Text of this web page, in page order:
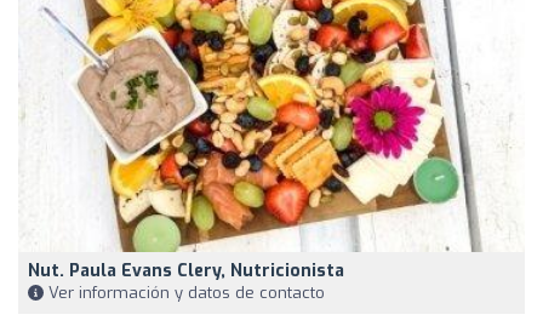
Nut. Paula Evans Clery, Nutricionista
Ver información y datos de contacto